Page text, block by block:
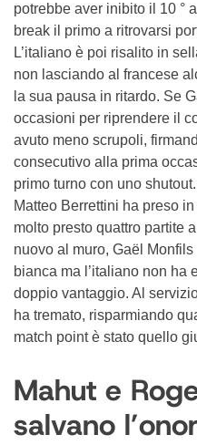
potrebbe aver inibito il 10 °
break il primo a ritrovarsi
L’italiano è poi risalito in
non lasciando al francese
la sua pausa in ritardo. Se
occasioni per riprendere il
avuto meno scrupoli,
consecutivo alla prima
primo turno con uno
Matteo Berrettini ha preso
molto presto quattro partite
nuovo al muro, Gaël
bianca ma l’italiano non ha
doppio vantaggio. Al
ha tremato, risparmiando
match point è stato quello
Mahut e
salvano